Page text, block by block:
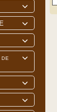





